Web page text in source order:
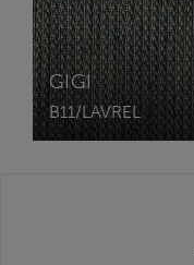
GIGI
B11/LAVREL